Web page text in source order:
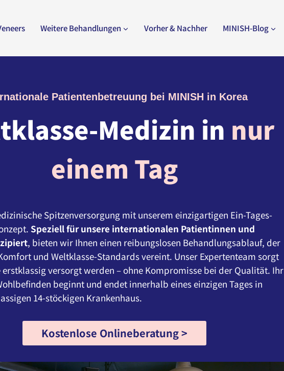
Weitere Behandlungen Vorher & Nachher MINISH-Blog
Patientenbetreuung bei MINISH in Korea
Medizin in nur
einem Tag
Spitzenversorgung mit unserem einzigartigen Ein-Tages-
Speziell für unsere internationalen Patientinnen und
, bieten wir Ihnen einen reibungslosen Behandlungsablauf, der
und Weltklasse-Standards vereint. Unser Expertenteam sorgt
erstklassig versorgt werden – ohne Kompromisse bei der Qualität. Ihr
beginnt und endet innerhalb eines einzigen Tages in
14-stöckigen Krankenhaus.
Kostenlose Onlineberatung >